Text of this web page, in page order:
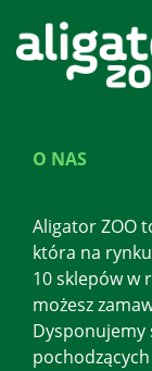
O NAS
Aligator ZOO
która na
10 sklepów w
możesz